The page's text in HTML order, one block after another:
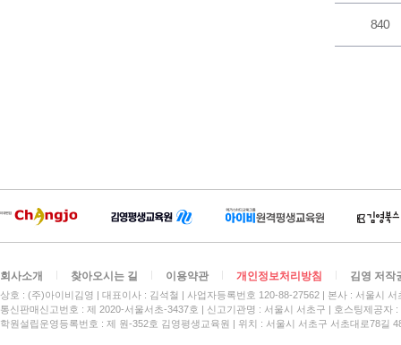
840
회사소개 찾아오시는 길 이용약관 개인정보처리방침 김영 저작
상호 : (주)아이비김영 대표이사 : 김석철 사업자등록번호 120-88-27562
본사 : 서울시
통신판매신고번호 : 제 2020-서울서초-3437호
신고기관명 : 서울시 서초구
호스팅제공자
학원설립운영등록번호 : 제 원-352호 김영평생교육원 | 위치 : 서울시 서초구 서초대로78길